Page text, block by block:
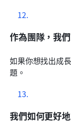
作為團隊，我
如果你想找出成
題。
我們如何更好